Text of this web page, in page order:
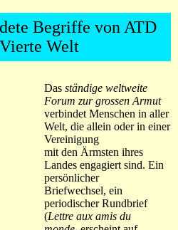
Begriffe von ATD
Vierte Welt
Das ständige weltweite
Forum zur grossen Armut
verbindet Menschen in aller
Welt, die allein oder in einer
Vereinigung
mit den Ärmsten ihres
Landes engagiert sind. Ein
persönlicher
Briefwechsel, ein
periodischer Rundbrief
(Lettre aux amis du